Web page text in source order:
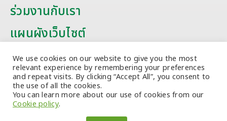
ร่วมงานกับเรา
แผนผังเว็บไซต์
บทความ
We use cookies on our website to give you the most
relevant experience by remembering your preferences
and repeat visits. By clicking “Accept All”, you consent to
the use of all the cookies.
You can learn more about our use of cookies from our
Cookie policy.